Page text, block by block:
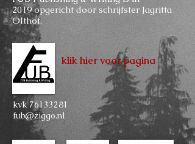
2019 opgericht door schrijfster Jagritta
Olthof.
klik hier voor pagina
kvk76133281
fub@ziggo.nl